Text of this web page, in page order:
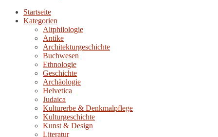
Startseite
Kategorien
Altphilologie
Antike
Architekturgeschichte
Buchwesen
Ethnologie
Geschichte
Archäologie
Helvetica
Judaica
Kulturerbe & Denkmalpflege
Kulturgeschichte
Kunst & Design
Literatur